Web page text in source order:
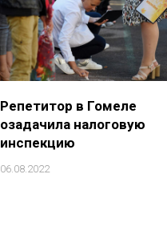
Репетитор в Гомеле
озадачила налоговую
инспекцию
06.08.2022